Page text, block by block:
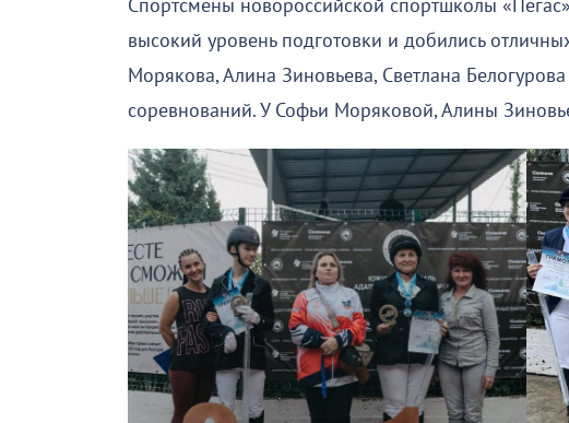
Спортсмены новороссийской спортшколы
высокий уровень подготовки и добились
Морякова, Алина Зиновьева, Светлана
соревнований. У Софьи Моряковой, Алины